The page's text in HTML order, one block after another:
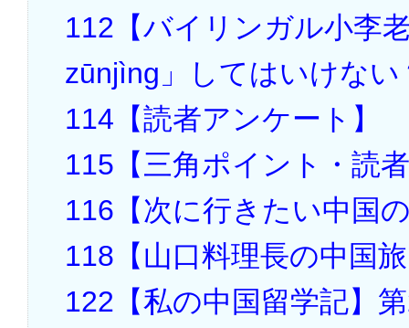
112【バイリンガル小李
zūnjìng」してはいけない
114【読者アンケート】
115【三角ポイント・読
116【次に行きたい中国
118【山口料理長の中国
122【私の中国留学記】